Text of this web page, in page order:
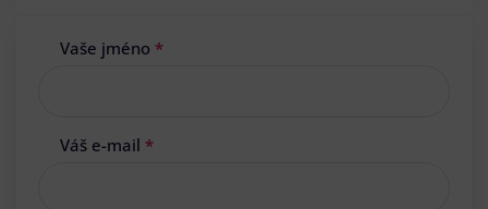
Vaše jméno *
Váš e-mail *